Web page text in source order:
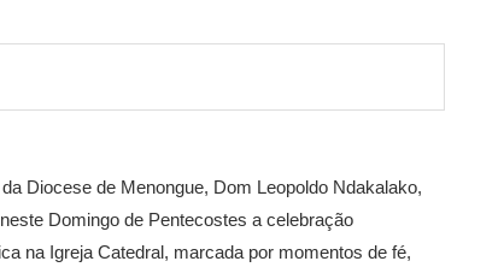
Diocese de Menongue, Dom Leopoldo Ndakalako,
Domingo de Pentecostes a celebração
na Igreja Catedral, marcada por momentos de fé,